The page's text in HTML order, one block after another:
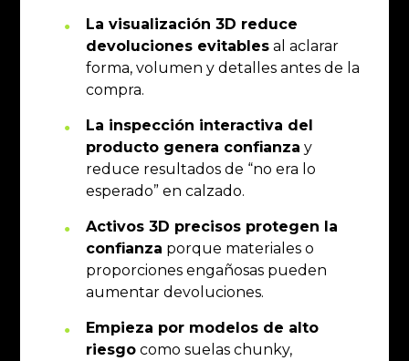
La visualización 3D reduce
devoluciones evitables al aclarar
forma, volumen y detalles antes de la
compra.
La inspección interactiva del
producto genera confianza y
reduce resultados de “no era lo
esperado” en calzado.
Activos 3D precisos protegen la
confianza porque materiales o
proporciones engañosas pueden
aumentar devoluciones.
Empieza por modelos de alto
riesgo como suelas chunky,